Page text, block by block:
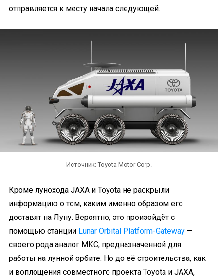
отправляется к месту начала следующей.
Источник: Toyota Motor Corp.
Кроме лунохода JAXA и Toyota не раскрыли
информацию о том, каким именно образом его
доставят на Луну. Вероятно, это произойдёт с
помощью станции Lunar Orbital Platform-Gateway —
своего рода аналог МКС, предназначенной для
работы на лунной орбите. Но до её строительства, как
и воплощения совместного проекта Toyota и JAXA,